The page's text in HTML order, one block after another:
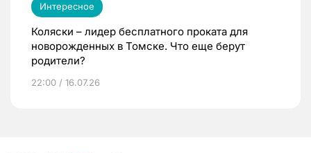
Интересное
Коляски – лидер бесплатного проката для
новорожденных в Томске. Что еще берут
родители?
22:00 / 16.07.26